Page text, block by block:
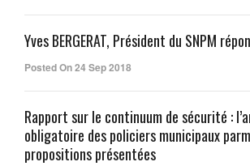
Yves BERGERAT, Président du SNPM
Posted On 24 Sep 2018
Rapport sur le continuum de sécurité :
obligatoire des policiers municipaux
propositions présentées